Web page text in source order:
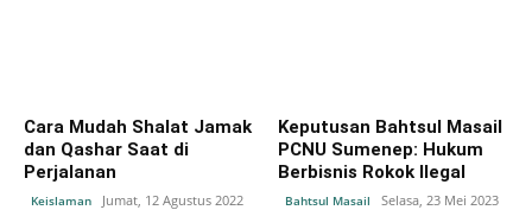
Cara Mudah Shalat Jamak
dan Qashar Saat di
Perjalanan
Keislaman Jumat, 12 Agustus 2022
Keputusan Bahtsul Masail
PCNU Sumenep: Hukum
Berbisnis Rokok Ilegal
Bahtsul Masail Selasa, 23 Mei 2023